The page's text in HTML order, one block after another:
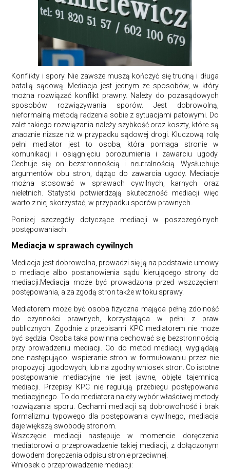
Konflikty i spory. Nie zawsze muszą kończyć się trudną i długa
batalią sądową. Mediacja jest jednym ze sposobów, w który
można rozwiązać konflikt prawny. Należy do pozasądowych
sposobów rozwiązywania sporów. Jest dobrowolną,
nieformalną metodą radzenia sobie z sytuacjami patowymi. Do
zalet takiego rozwiązania należy szybkość oraz koszty, które są
znacznie niższe niż w przypadku sądowej drogi. Kluczową rolę
pełni mediator jest to osoba, która pomaga stronie w
komunikacji i osiągnięciu porozumienia i zawarciu ugody.
Cechuje się on bezstronnością i neutralnością. Wysłuchuje
argumentów obu stron, dążąc do zawarcia ugody. Mediacje
można stosować w sprawach cywilnych, karnych oraz
nieletnich. Statystki potwierdzają skuteczność mediacji więc
warto z niej skorzystać, w przypadku sporów prawnych.
Poniżej szczegóły dotyczące mediacji w poszczególnych
postępowaniach.
Mediacja w sprawach cywilnych
Mediacja jest dobrowolna, prowadzi się ją na podstawie umowy
o mediacje albo postanowienia sądu kierującego strony do
mediacji.Mediacja może być prowadzona przed wszczęciem
postępowania, a za zgodą stron także w toku sprawy.
Mediatorem może być osoba fizyczna mająca pełną zdolność
do czynności prawnych, korzystająca w pełni z praw
publicznych. Zgodnie z przepisami KPC mediatorem nie może
być sędzia. Osoba taka powinna cechować się bezstronnością
przy prowadzeniu mediacji. Co do metod mediacji, wyglądają
one następująco: wspieranie stron w formułowaniu przez nie
propozycji ugodowych, lub na zgodny wniosek stron. Co istotne
postępowanie mediacyjne nie jest jawne, objęte tajemnicą
mediacji. Przepisy KPC nie regulują przebiegu postępowania
mediacyjnego. To do mediatora należy wybór właściwej metody
rozwiązania sporu. Cechami mediacji są dobrowolność i brak
formalizmu typowego dla postępowania cywilnego, mediacja
daje większą swobodę stronom.
Wszczęcie mediacji następuje w momencie doręczenia
mediatorowi o przeprowadzenie takiej mediacji, z dołączonym
dowodem doręczenia odpisu stronie przeciwnej.
Wniosek o przeprowadzenie mediacji: